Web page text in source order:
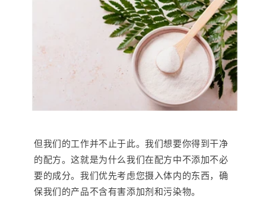
但我们的工作并不止于此。我们想要你得到干净
的配方。这就是为什么我们在配方中不添加不必
要的成分。我们优先考虑您摄入体内的东西，确
保我们的产品不含有害添加剂和污染物。